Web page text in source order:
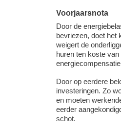
Voorjaarsnota
Door de
bevriezen, doet het
weigert de
huren ten koste
Door op eerdere
investeringen. Zo
en moeten
eerder
schot.